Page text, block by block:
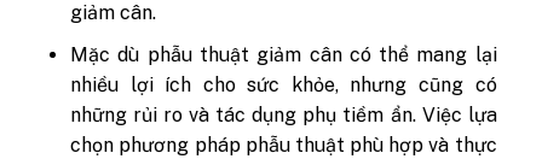
giảm cân.
Mặc dù phẫu thuật giảm cân có thể mang lại
nhiều lợi ích cho sức khỏe, nhưng cũng có
những rủi ro và tác dụng phụ tiềm ẩn. Việc lựa
chọn phương pháp phẫu thuật phù hợp và thực